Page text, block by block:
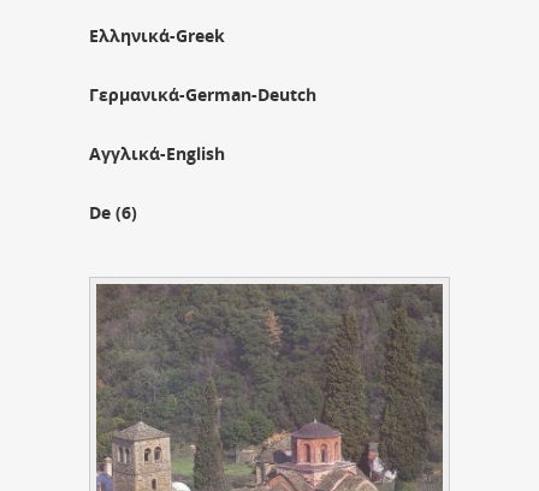
Ελληνικά-Greek
Γερμανικά-German-Deutch
Αγγλικά-English
De (6)